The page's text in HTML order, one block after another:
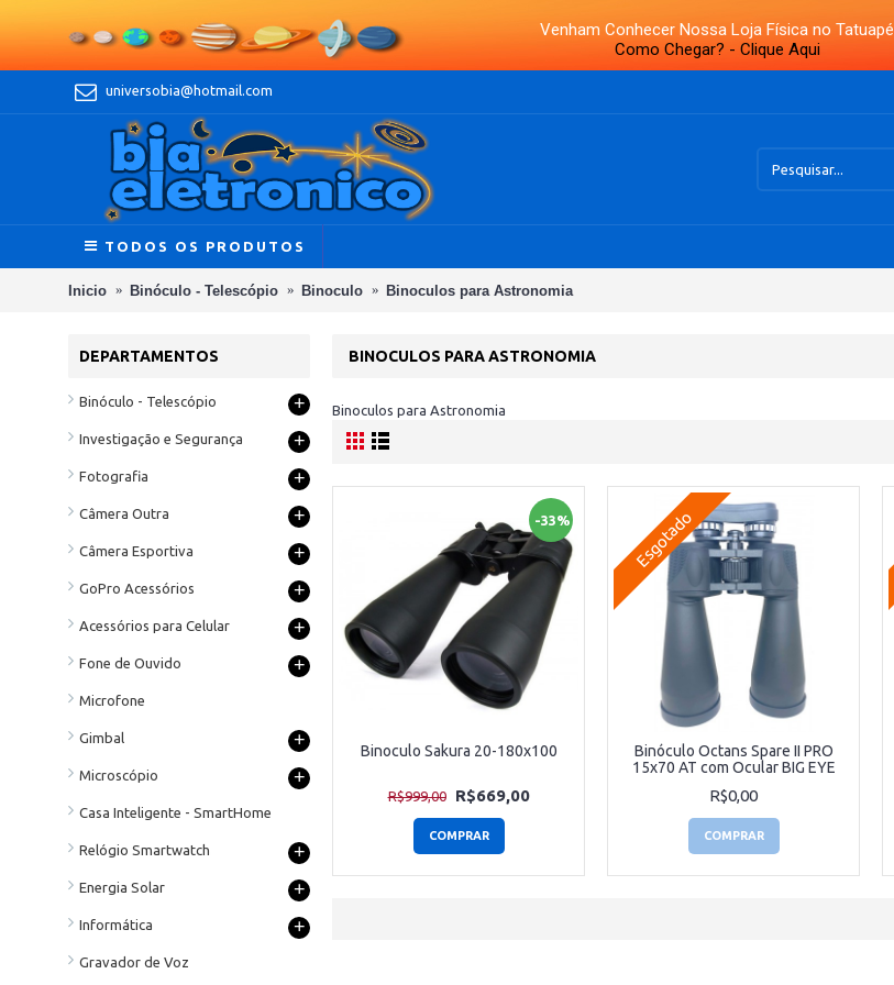
Venham Conhecer Nossa Loja Física no Tatuapé
Como Chegar? - Clique Aqui
universobia@hotmail.com
TODOS OS PRODUTOS
Inicio Binóculo - Telescópio Binoculo Binoculos para Astronomia
DEPARTAMENTOS
Binóculo - Telescópio +
Investigação e Segurança +
Fotografia +
Câmera Outra +
Câmera Esportiva +
GoPro Acessórios +
Acessórios para Celular +
Fone de Ouvido +
Microfone
Gimbal +
Microscópio +
Casa Inteligente - SmartHome
Relógio Smartwatch +
Energia Solar +
Informática +
Gravador de Voz
BINOCULOS PARA ASTRONOMIA
Binoculos para Astronomia
-33%
Binoculo Sakura 20-180x100
R$999,00 R$669,00
COMPRAR
Esgotado
Binóculo Octans Spare II PRO
15x70 AT com Ocular BIG EYE
R$0,00
COMPRAR